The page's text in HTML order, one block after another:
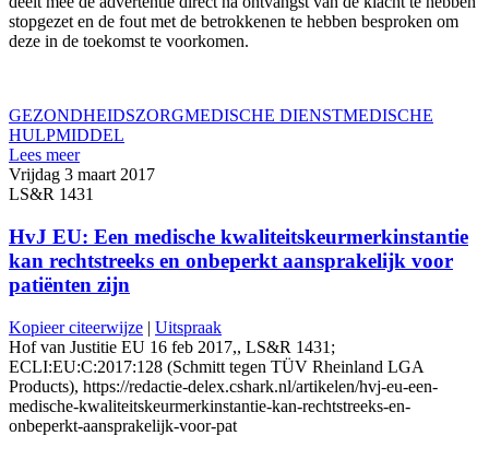
stopgezet en de fout met de betrokkenen te hebben besproken om
deze in de toekomst te voorkomen.
GEZONDHEIDSZORGMEDISCHE DIENSTMEDISCHE
HULPMIDDEL
Lees meer
Vrijdag 3 maart 2017
LS&R 1431
HvJ EU: Een medische kwaliteitskeurmerkinstantie
kan rechtstreeks en onbeperkt aansprakelijk voor
patiënten zijn
Kopieer citeerwijze | Uitspraak
Hof van Justitie EU 16 feb 2017,, LS&R 1431;
ECLI:EU:C:2017:128 (Schmitt tegen TÜV Rheinland LGA
Products), https://redactie-delex.cshark.nl/artikelen/hvj-eu-een-
medische-kwaliteitskeurmerkinstantie-kan-rechtstreeks-en-
onbeperkt-aansprakelijk-voor-pat